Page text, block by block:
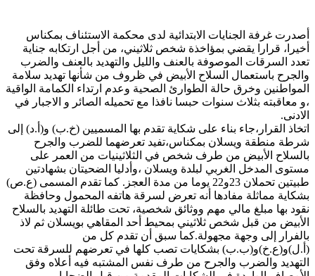
أصدرت غرفة الجنايات الابتدائية لدى محكمة الاستئناف بمكناس
أخيرا، قرارا يقضي بمؤاخذة شخص ثلاثيني، من أجل ارتكابه جناية
تعدد السرقات الموصوفة بالعنف والليل والتهديد بالعنف والضرب
والجرح باستعمال السلاح الأبيض في ظروف من شأنها تهديد سلامة
المواطنين وخرق حالة الطوارئ الصحية وعدم ارتداء الكمامة الواقية
،و معاقبته بثلاث سنوات حبسا نافذا مع تحميله الصائر و الاجبار في
الادنى.
اتخاذ القرار،جاء بناء على شكاية تقدم بها المسميين (خ.ب) و(أ.د) إلى
شرطة منطقة ويسلان بمكناس،تفيد تعرضهما للضرب والجرح
بالسلاح الأبيض من طرف شخص في الثلاثينيات من العمر على
مستوى المدخل الغربي لبلدة ويسلان ،وأدليا الضحيتان بشهادتين
طبيتين تحملان 23و22 يوما من مدة العجز. كما تقدم المسمى (ع.ص)
بشكاية مماثلة مفادها أنه تعرض لسرقة هاتفه المحمول وحافظة
نقود بها مبلغ مالي مهم ووثائق شخصية، تحت طائلة التهديد بالسلاح
الأبيض من قبل شخص ثلاثيني بمحيط أحد المقاهي بويسلان ثم لاذ
بالفرار إلى وجهة مجهولة.كما سبق أن تقدم كل من
(أ.ل)و(ع.خ)و(ب.ب) بشكايات تصب كلها في تعرضهم للسرقة تحت
التهديد والضرب والجرح من طرف نفس المشتبه فيه أعلاه وفق